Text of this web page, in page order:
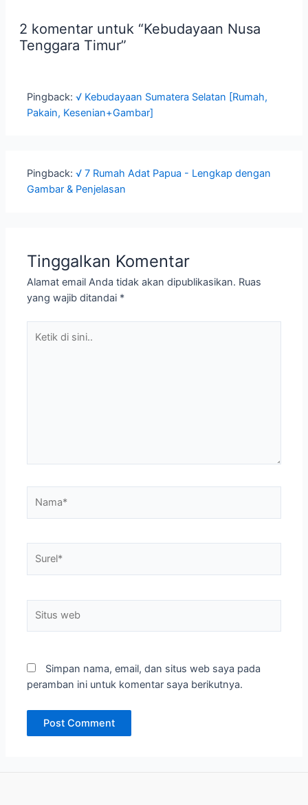
2 komentar untuk “Kebudayaan Nusa
Tenggara Timur”
Pingback:√ Kebudayaan Sumatera Selatan [Rumah,
Pakain, Kesenian+Gambar]
Pingback:√ 7 Rumah Adat Papua - Lengkap dengan
Gambar & Penjelasan
Tinggalkan Komentar
Alamat email Anda tidak akan dipublikasikan. Ruas
yang wajib ditandai *
web
Simpan nama, email, dan situs web saya pada
peramban ini untuk komentar saya berikutnya.